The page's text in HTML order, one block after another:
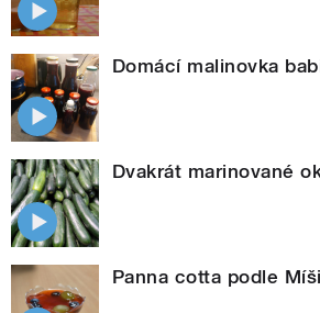
Domácí malinovka
Dvakrát marinované
Panna cotta podle